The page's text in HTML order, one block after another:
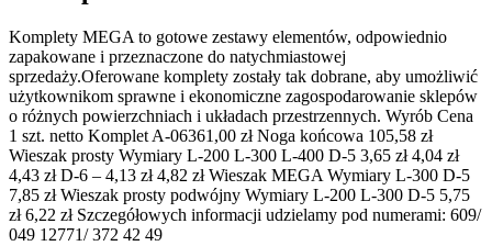
Komplety MEGA to gotowe zestawy elementów, odpowiednio
zapakowane i przeznaczone do natychmiastowej
sprzedaży.Oferowane komplety zostały tak dobrane, aby umożliwić
użytkownikom sprawne i ekonomiczne zagospodarowanie sklepów
o różnych powierzchniach i układach przestrzennych. Wyrób Cena
1 szt. netto Komplet A-06361,00 zł Noga końcowa 105,58 zł
Wieszak prosty Wymiary L-200 L-300 L-400 D-5 3,65 zł 4,04 zł
4,43 zł D-6 – 4,13 zł 4,82 zł Wieszak MEGA Wymiary L-300 D-5
7,85 zł Wieszak prosty podwójny Wymiary L-200 L-300 D-5 5,75
zł 6,22 zł Szczegółowych informacji udzielamy pod numerami: 609/
049 12771/ 372 42 49